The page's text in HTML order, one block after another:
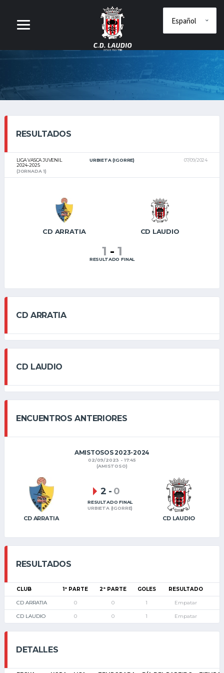
RESULTADOS
LIGA VASCA JUVENIL
2024-2025
URBIETA (IGORRE)
07/09/2024
(JORNADA 1)
CD ARRATIA CD LAUDIO
1 - 1
RESULTADO FINAL
CD ARRATIA
CD LAUDIO
ENCUENTROS ANTERIORES
AMISTOSOS 2023-2024
02/09/2023 - 17:45
(AMISTOSO)
CD ARRATIA CD LAUDIO
2 - 0
RESULTADO FINAL
URBIETA (IGORRE)
RESULTADOS
CLUB 1ª PARTE 2ª PARTE GOLES RESULTADO
CD ARRATIA 0 0 1 Empatar
CD LAUDIO 0 0 1 Empatar
DETALLES